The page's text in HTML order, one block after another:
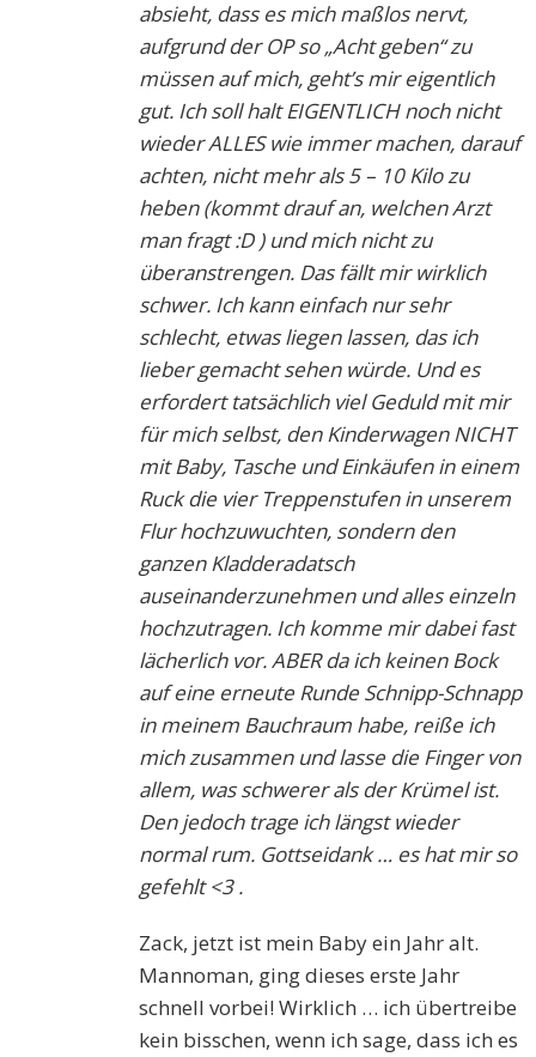
absieht, dass es mich maßlos nervt,
aufgrund der OP so „Acht geben“ zu
müssen auf mich, geht’s mir eigentlich
gut. Ich soll halt EIGENTLICH noch nicht
wieder ALLES wie immer machen, darauf
achten, nicht mehr als 5 – 10 Kilo zu
heben (kommt drauf an, welchen Arzt
man fragt :D ) und mich nicht zu
überanstrengen. Das fällt mir wirklich
schwer. Ich kann einfach nur sehr
schlecht, etwas liegen lassen, das ich
lieber gemacht sehen würde. Und es
erfordert tatsächlich viel Geduld mit mir
für mich selbst, den Kinderwagen NICHT
mit Baby, Tasche und Einkäufen in einem
Ruck die vier Treppenstufen in unserem
Flur hochzuwuchten, sondern den
ganzen Kladderadatsch
auseinanderzunehmen und alles einzeln
hochzutragen. Ich komme mir dabei fast
lächerlich vor. ABER da ich keinen Bock
auf eine erneute Runde Schnipp-Schnapp
in meinem Bauchraum habe, reiße ich
mich zusammen und lasse die Finger von
allem, was schwerer als der Krümel ist.
Den jedoch trage ich längst wieder
normal rum. Gottseidank … es hat mir so
gefehlt <3 .
Zack, jetzt ist mein Baby ein Jahr alt.
Mannoman, ging dieses erste Jahr
schnell vorbei! Wirklich … ich übertreibe
kein bisschen, wenn ich sage, dass ich es